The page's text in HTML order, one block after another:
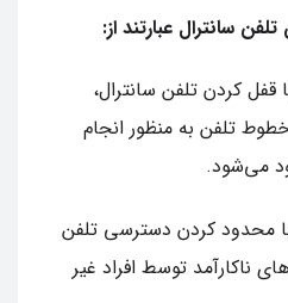
سانترال عبارتند از:
قفل کردن تلفن‌ سانترال،
تلفن به منظور انجام
می‌شود.
محدود کردن دسترسی تلفن‌
ناکارآمد توسط افراد غیر